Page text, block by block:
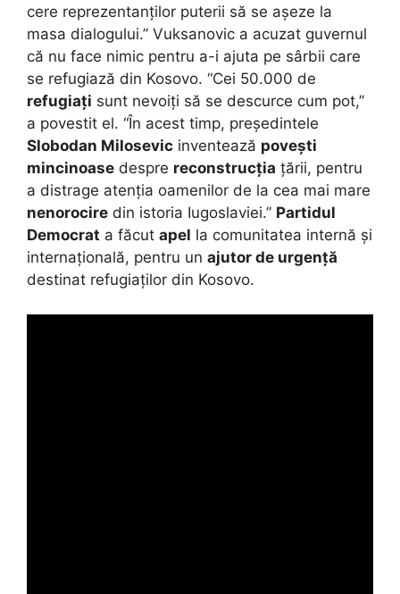
cere reprezentanților puterii să se așeze la
masa dialogului.” Vuksanovic a acuzat guvernul
că nu face nimic pentru a-i ajuta pe sârbii care
se refugiază din Kosovo. “Cei 50.000 de
refugiați sunt nevoiți să se descurce cum pot,”
a povestit el. “În acest timp, președintele
Slobodan Milosevic inventează povești
mincinoase despre reconstrucția țării, pentru
a distrage atenția oamenilor de la cea mai mare
nenorocire din istoria Iugoslaviei.” Partidul
Democrat a făcut apel la comunitatea internă și
internațională, pentru un ajutor de urgență
destinat refugiaților din Kosovo.